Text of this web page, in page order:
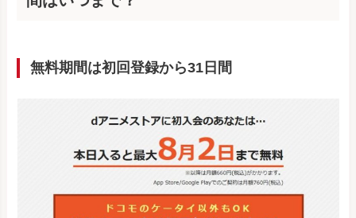
無料期間は初回登録から31日間